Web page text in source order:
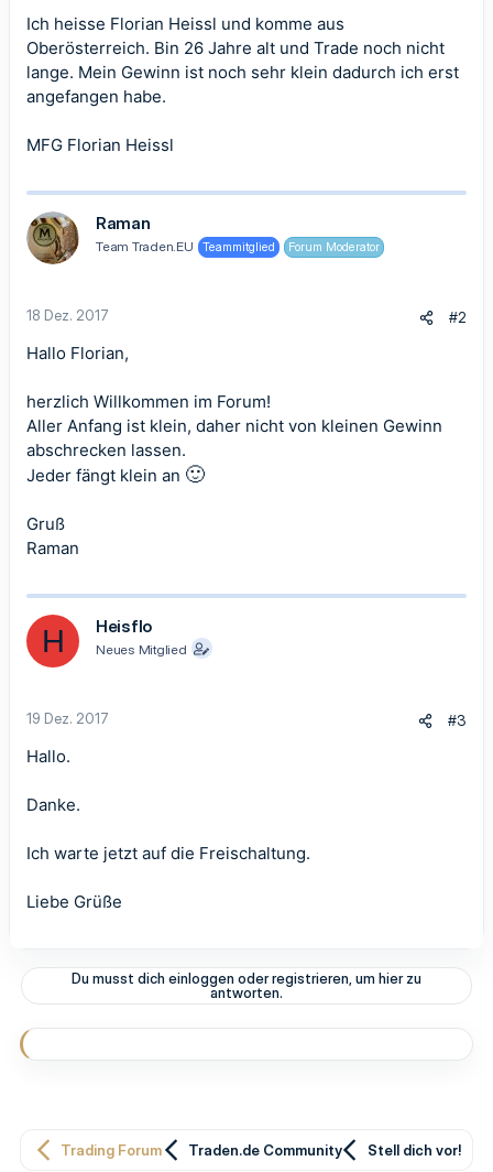
Ich heisse Florian Heissl und komme aus
Oberösterreich. Bin 26 Jahre alt und Trade noch nicht
lange. Mein Gewinn ist noch sehr klein dadurch ich erst
angefangen habe.
MFG Florian Heissl
Raman
Team Traden.EU Teammitglied Forum Moderator
18 Dez. 2017 #2
Hallo Florian,
herzlich Willkommen im Forum!
Aller Anfang ist klein, daher nicht von kleinen Gewinn
abschrecken lassen.
Jeder fängt klein an 🙂
Gruß
Raman
H Heisflo
Neues Mitglied
19 Dez. 2017 #3
Hallo.
Danke.
Ich warte jetzt auf die Freischaltung.
Liebe Grüße
Du musst dich einloggen oder registrieren, um hier zu
antworten.
Trading Forum Traden.de Community Stell dich vor!